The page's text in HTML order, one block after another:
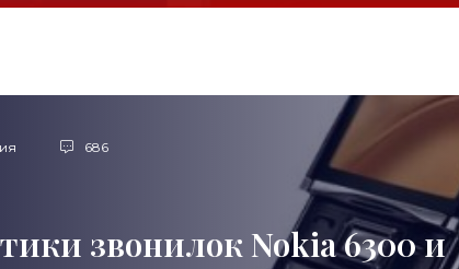
686
звонилок Nokia 6300 и